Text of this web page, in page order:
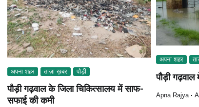
अपना शहर ताज़ा ख़बर पौड़ी
पौड़ी गढ़वाल के जिला चिकित्सालय में साफ-
सफाई की कमी
अपना शहर
पौड़ी
Apna Rajya